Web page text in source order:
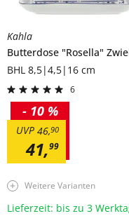
Kahla
Butterdose "Rosella"
BHL 8,5|4,5|16 cm
6
41,99
46,90
UVP
- 10 %
Weitere Varianten
Lieferzeit: bis zu 3